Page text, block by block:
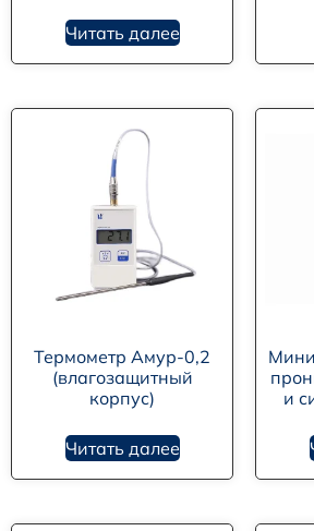
Читать далее
Термометр Амур-0,2
(влагозащитный
корпус)
Читать далее
и